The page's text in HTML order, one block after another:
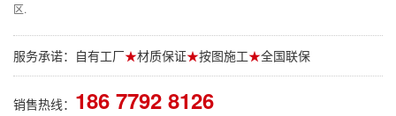
区.
服务承诺：自有工厂★材质保证★按图施工★全国联保
销售热线： 186 7792 8126